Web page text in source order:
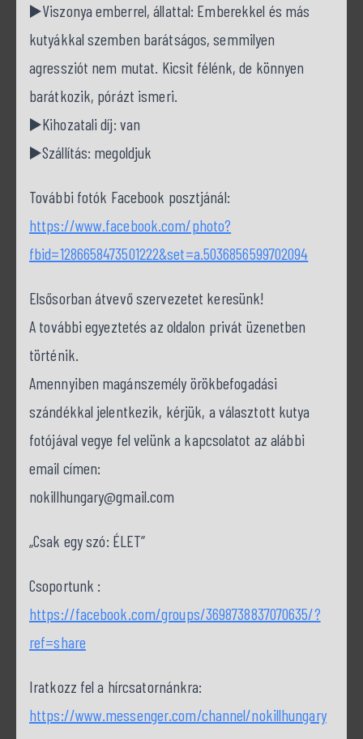
▶️Viszonya emberrel, állattal: Emberekkel és más
kutyákkal szemben barátságos, semmilyen
agressziót nem mutat. Kicsit félénk, de könnyen
barátkozik, pórázt ismeri.
▶️Kihozatali díj: van
▶️Szállítás: megoldjuk
További fotók Facebook posztjánál:
https://www.facebook.com/photo?
fbid=1286658473501222&set=a.5036856599702094
Elsősorban átvevő szervezetet keresünk!
A további egyeztetés az oldalon privát üzenetben
történik.
Amennyiben magánszemély örökbefogadási
szándékkal jelentkezik, kérjük, a választott kutya
fotójával vegye fel velünk a kapcsolatot az alábbi
email címen:
nokillhungary@gmail.com
„Csak egy szó: ÉLET”
Csoportunk :
https://facebook.com/groups/3698738837070635/?
ref=share
Iratkozz fel a hírcsatornánkra:
https://www.messenger.com/channel/nokillhungary